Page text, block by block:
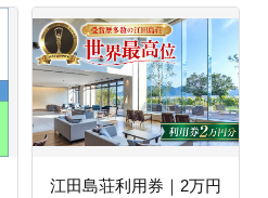
江田島荘利用券｜2万円